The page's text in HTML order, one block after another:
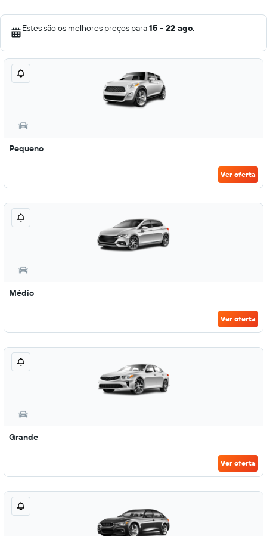
Estes são os melhores preços para15 - 22 ago.
Pequeno
Ver oferta
Médio
Ver oferta
Grande
Ver oferta